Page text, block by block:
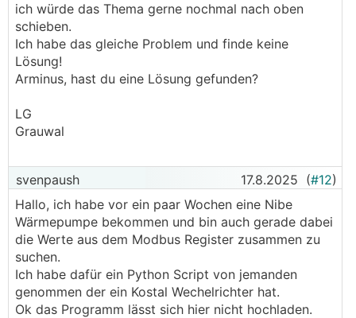
ich würde das Thema gerne nochmal nach oben
schieben.
Ich habe das gleiche Problem und finde keine
Lösung!
Arminus, hast du eine Lösung gefunden?
LG
Grauwal
svenpaush 17.8.2025 (#12)
Hallo, ich habe vor ein paar Wochen eine Nibe
Wärmepumpe bekommen und bin auch gerade dabei
die Werte aus dem Modbus Register zusammen zu
suchen.
Ich habe dafür ein Python Script von jemanden
genommen der ein Kostal Wechelrichter hat.
Ok das Programm lässt sich hier nicht hochladen.